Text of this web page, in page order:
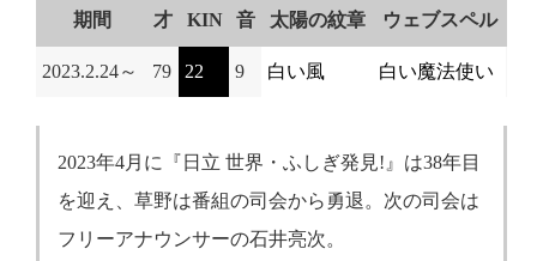
期間 才 KIN 音 太陽の紋章 ウェブスペル
2023.2.24～ 79 22 9 白い風 白い魔法使い
2023年4月に『日立 世界・ふしぎ発見!』は38年目
を迎え、草野は番組の司会から勇退。次の司会は
フリーアナウンサーの石井亮次。